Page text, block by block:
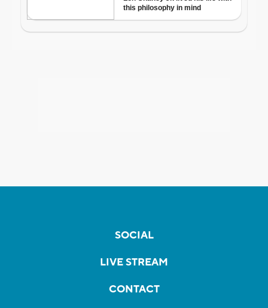
SOCIAL
LIVE STREAM
CONTACT